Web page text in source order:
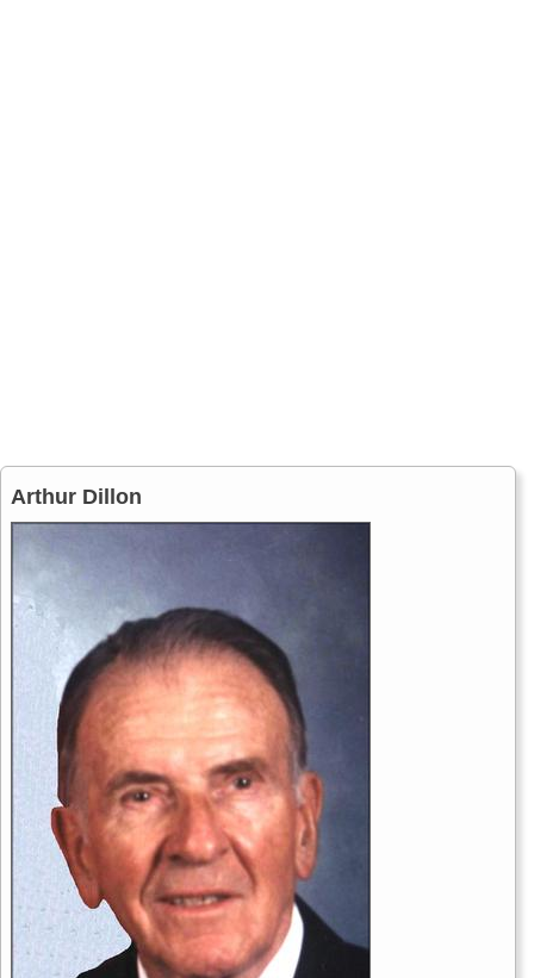
Arthur Dillon